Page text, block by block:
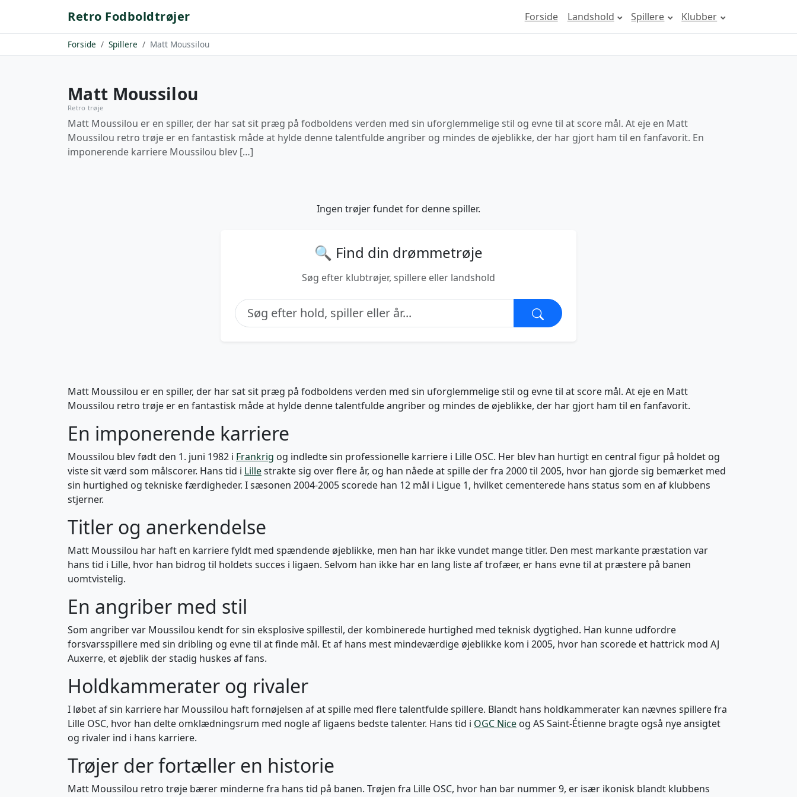
Retro Fodboldtrøjer Forside Landshold Spillere Klubber
Forside Spillere Matt Moussilou
Matt Moussilou
Retro trøje
Matt Moussilou er en spiller, der har sat sit præg på fodboldens verden med sin uforglemmelige stil og evne til at score mål. At eje en Matt
Moussilou retro trøje er en fantastisk måde at hylde denne talentfulde angriber og mindes de øjeblikke, der har gjort ham til en fanfavorit. En
imponerende karriere Moussilou blev […]
Ingen trøjer fundet for denne spiller.
🔍 Find din drømmetrøje
Søg efter klubtrøjer, spillere eller landshold
Matt Moussilou er en spiller, der har sat sit præg på fodboldens verden med sin uforglemmelige stil og evne til at score mål. At eje en Matt
Moussilou retro trøje er en fantastisk måde at hylde denne talentfulde angriber og mindes de øjeblikke, der har gjort ham til en fanfavorit.
En imponerende karriere
Moussilou blev født den 1. juni 1982 i Frankrig og indledte sin professionelle karriere i Lille OSC. Her blev han hurtigt en central figur på holdet og
viste sit værd som målscorer. Hans tid i Lillestrakte sig over flere år, og han nåede at spille der fra 2000 til 2005, hvor han gjorde sig bemærket med
sin hurtighed og tekniske færdigheder. I sæsonen 2004-2005 scorede han 12 mål i Ligue 1, hvilket cementerede hans status som en af klubbens
stjerner.
Titler og anerkendelse
Matt Moussilou har haft en karriere fyldt med spændende øjeblikke, men han har ikke vundet mange titler. Den mest markante præstation var
hans tid i Lille, hvor han bidrog til holdets succes i ligaen. Selvom han ikke har en lang liste af trofæer, er hans evne til at præstere på banen
uomtvistelig.
En angriber med stil
Som angriber var Moussilou kendt for sin eksplosive spillestil, der kombinerede hurtighed med teknisk dygtighed. Han kunne udfordre
forsvarsspillere med sin dribling og evne til at finde mål. Et af hans mest mindeværdige øjeblikke kom i 2005, hvor han scorede et hattrick mod AJ
Auxerre, et øjeblik der stadig huskes af fans.
Holdkammerater og rivaler
I løbet af sin karriere har Moussilou haft fornøjelsen af at spille med flere talentfulde spillere. Blandt hans holdkammerater kan nævnes spillere fra
Lille OSC, hvor han delte omklædningsrum med nogle af ligaens bedste talenter. Hans tid i OGC Nice og AS Saint-Étienne bragte også nye ansigtet
og rivaler ind i hans karriere.
Trøjer der fortæller en historie
Matt Moussilou retro trøje bærer minderne fra hans tid på banen. Trøjen fra Lille OSC, hvor han bar nummer 9, er især ikonisk blandt klubbens